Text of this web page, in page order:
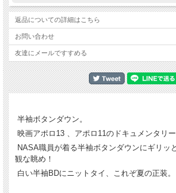
返品についての詳細はこちら
お問い合わせ
友達にメールですすめる
半袖ボタンダウン。
映画アポロ13 、アポロ11のドキュメンタリー
NASA職員が着る半袖ボタンダウンにギリッ
観な眺め！
白い半袖BDにニットタイ、これぞ夏の正装。